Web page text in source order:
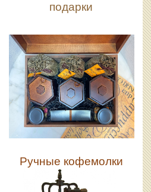
подарки
Ручные кофемолки